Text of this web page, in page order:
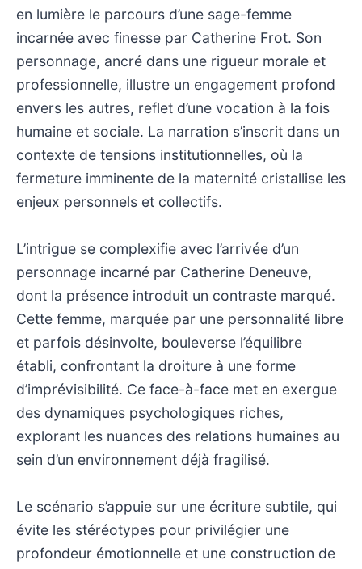
en lumière le parcours d’une sage-femme
incarnée avec finesse par Catherine Frot. Son
personnage, ancré dans une rigueur morale et
professionnelle, illustre un engagement profond
envers les autres, reflet d’une vocation à la fois
humaine et sociale. La narration s’inscrit dans un
contexte de tensions institutionnelles, où la
fermeture imminente de la maternité cristallise les
enjeux personnels et collectifs.
L’intrigue se complexifie avec l’arrivée d’un
personnage incarné par Catherine Deneuve,
dont la présence introduit un contraste marqué.
Cette femme, marquée par une personnalité libre
et parfois désinvolte, bouleverse l’équilibre
établi, confrontant la droiture à une forme
d’imprévisibilité. Ce face-à-face met en exergue
des dynamiques psychologiques riches,
explorant les nuances des relations humaines au
sein d’un environnement déjà fragilisé.
Le scénario s’appuie sur une écriture subtile, qui
évite les stéréotypes pour privilégier une
profondeur émotionnelle et une construction de